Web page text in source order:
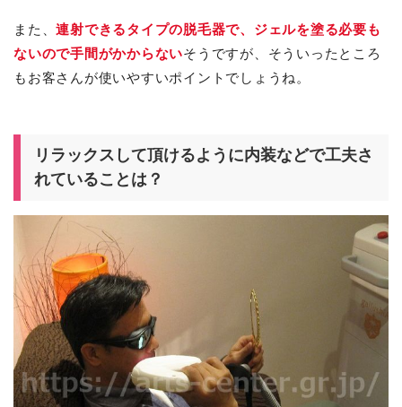
また、連射できるタイプの脱毛器で、ジェルを塗る必要も
ないので手間がかからないそうですが、そういったところ
もお客さんが使いやすいポイントでしょうね。
リラックスして頂けるように内装などで工夫さ
れていることは？